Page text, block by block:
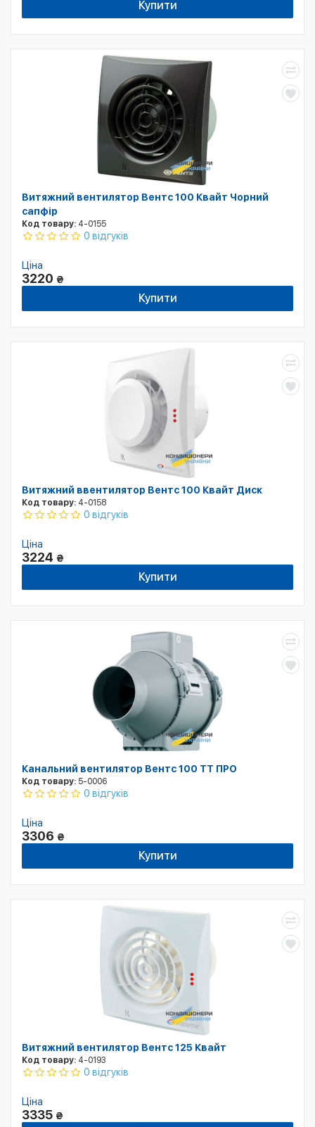
Купити
Витяжний вентилятор Вентс 100 Квайт Чорний
сапфір
Код товару: 4-0155
0 відгуків
Ціна
3220 ₴
Купити
Витяжний ввентилятор Вентс 100 Квайт Диск
Код товару: 4-0158
0 відгуків
Ціна
3224 ₴
Купити
Канальний вентилятор Вентс 100 ТТ ПРО
Код товару: 5-0006
0 відгуків
Ціна
3306 ₴
Купити
Витяжний вентилятор Вентс 125 Квайт
Код товару: 4-0193
0 відгуків
Ціна
3335 ₴